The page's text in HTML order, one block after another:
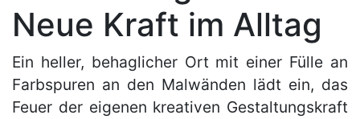
Neue Kraft im Alltag
Ein heller, behaglicher Ort mit einer Fülle an
Farbspuren an den Malwänden lädt ein, das
Feuer der eigenen kreativen Gestaltungskraft